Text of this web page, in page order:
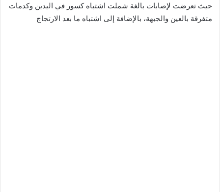
حيث تعرضت لإصابات بالغة شملت اشتباه كسور في اليدين وكدمات
متفرقة بالعين والجبهة، بالإضافة إلى اشتباه ما بعد الارتجاج